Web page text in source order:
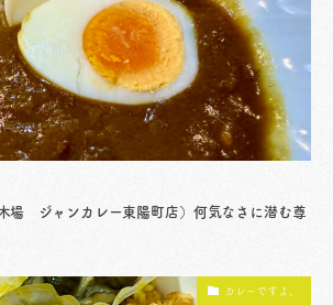
場 ジャンカレー東陽町店）何気なさに潜む尊
カレーですよ。